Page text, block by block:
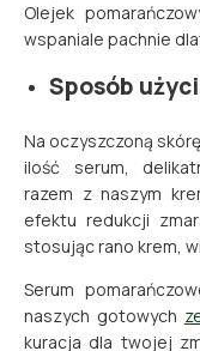
Olejek
wspaniale pachnie
Sposób
Na oczyszczoną
ilość serum,
razem z naszym
efektu redukcji
stosując rano krem,
Serum
naszych gotowych
kuracja dla twojej